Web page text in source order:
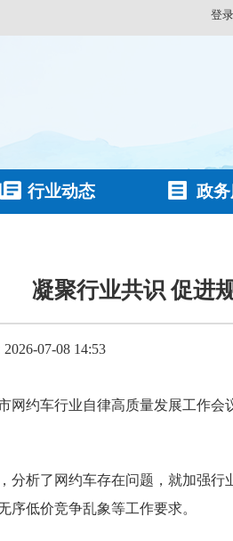
登录
行业动态 政
凝聚行业共识 促进
07-08 14:53
网约车行业自律高质量发展工作
分析了网约车存在问题，就加强
序低价竞争乱象等工作要求。